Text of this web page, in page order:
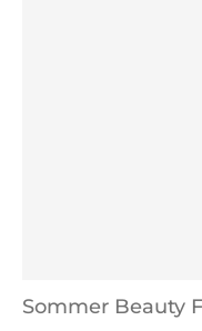
Sommer Beauty